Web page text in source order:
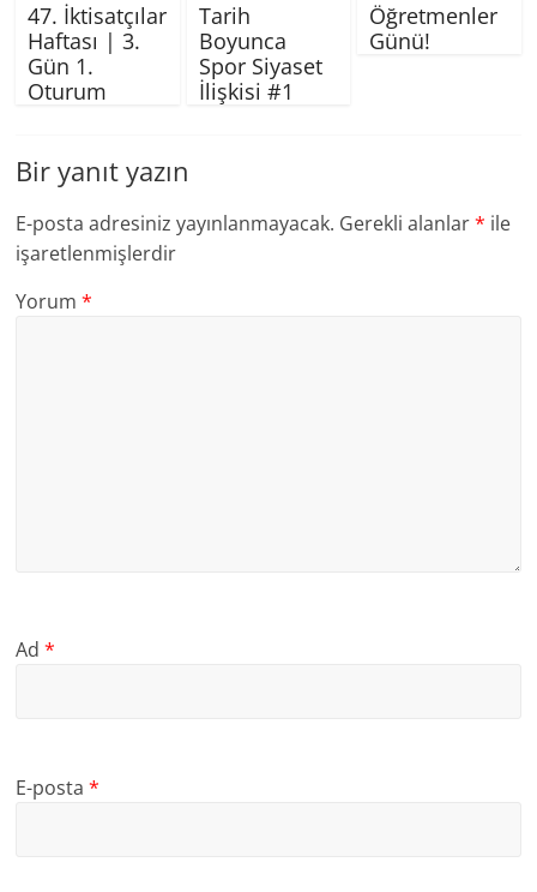
47. İktisatçılar
Haftası | 3.
Gün 1.
Oturum
Tarih
Boyunca
Spor Siyaset
İlişkisi #1
Öğretmenler
Günü!
Bir yanıt yazın
E-posta adresiniz yayınlanmayacak. Gerekli alanlar* ile
işaretlenmişlerdir
Yorum*
Ad*
E-posta*